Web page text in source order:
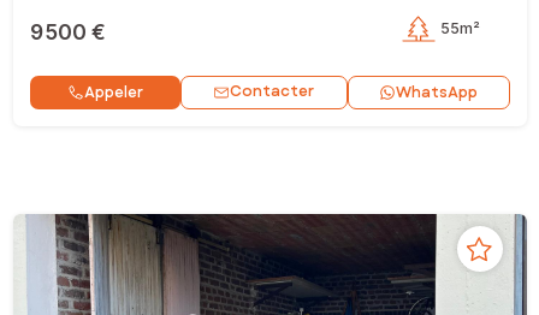
9 500 € 55m²
Appeler Contacter WhatsApp